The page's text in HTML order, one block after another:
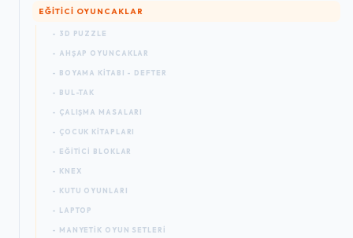
EĞITICI OYUNCAKLAR
- 3D PUZZLE
- AHŞAP OYUNCAKLAR
- BOYAMA KITABI - DEFTER
- BUL-TAK
- ÇALIŞMA MASALARI
- ÇOCUK KITAPLARI
- EĞITICI BLOKLAR
- KNEX
- KUTU OYUNLARI
- LAPTOP
- MANYETIK OYUN SETLERI